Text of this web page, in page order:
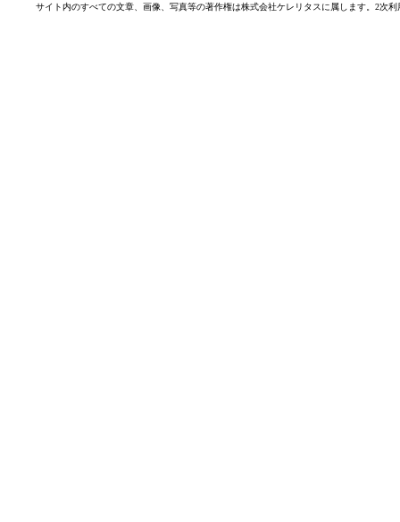
サイト内のすべての文章、画像、写真等の著作権は株式会社ケレリタスに属します。2次